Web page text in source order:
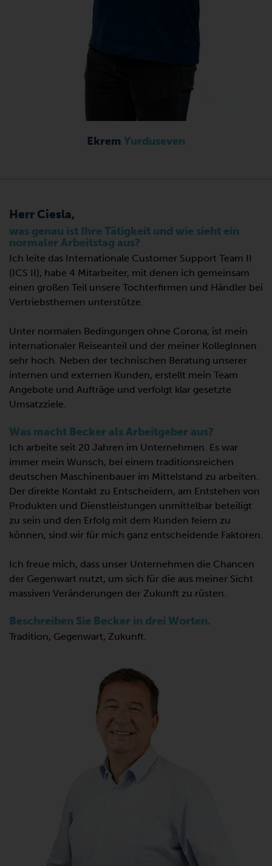
Ekrem Yurduseven
Herr Ciesla,
was genau ist Ihre Tätigkeit und wie sieht ein
normaler Arbeitstag aus?
Ich leite das Internationale Customer Support Team II
(ICS II), habe 4 Mitarbeiter, mit denen ich gemeinsam
einen großen Teil unsere Tochterfirmen und Händler bei
Vertriebsthemen unterstütze.
Unter normalen Bedingungen ohne Corona, ist mein
internationaler Reiseanteil und der meiner KollegInnen
sehr hoch. Neben der technischen Beratung unserer
internen und externen Kunden, erstellt mein Team
Angebote und Aufträge und verfolgt klar gesetzte
Umsatzziele.
Was macht Becker als Arbeitgeber aus?
Ich arbeite seit 20 Jahren im Unternehmen. Es war
immer mein Wunsch, bei einem traditionsreichen
deutschen Maschinenbauer im Mittelstand zu arbeiten.
Der direkte Kontakt zu Entscheidern, am Entstehen von
Produkten und Dienstleistungen unmittelbar beteiligt
zu sein und den Erfolg mit dem Kunden feiern zu
können, sind wir für mich ganz entscheidende Faktoren.
Ich freue mich, dass unser Unternehmen die Chancen
der Gegenwart nutzt, um sich für die aus meiner Sicht
massiven Veränderungen der Zukunft zu rüsten.
Beschreiben Sie Becker in drei Worten.
Tradition, Gegenwart, Zukunft.